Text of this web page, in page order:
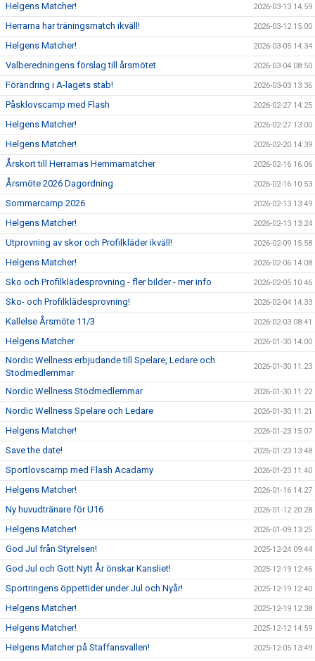
Helgens Matcher! 2026-03-13 14:59
Herrarna har träningsmatch ikväll! 2026-03-12 15:00
Helgens Matcher! 2026-03-05 14:34
Valberedningens förslag till årsmötet 2026-03-04 08:50
Förändring i A-lagets stab! 2026-03-03 13:36
Påsklovscamp med Flash 2026-02-27 14:25
Helgens Matcher! 2026-02-27 13:00
Helgens Matcher! 2026-02-20 14:39
Årskort till Herrarnas Hemmamatcher 2026-02-16 16:06
Årsmöte 2026 Dagordning 2026-02-16 10:53
Sommarcamp 2026 2026-02-13 13:49
Helgens Matcher! 2026-02-13 13:24
Utprovning av skor och Profilkläder ikväll! 2026-02-09 15:58
Helgens Matcher! 2026-02-06 14:08
Sko och Profilklädesprovning - fler bilder - mer info 2026-02-05 10:46
Sko- och Profilklädesprovning! 2026-02-04 14:33
Kallelse Årsmöte 11/3 2026-02-03 08:41
Helgens Matcher 2026-01-30 14:00
Nordic Wellness erbjudande till Spelare, Ledare och
Stödmedlemmar
2026-01-30 11:23
Nordic Wellness Stödmedlemmar 2026-01-30 11:22
Nordic Wellness Spelare och Ledare 2026-01-30 11:21
Helgens Matcher! 2026-01-23 15:07
Save the date! 2026-01-23 13:48
Sportlovscamp med Flash Acadamy 2026-01-23 11:40
Helgens Matcher! 2026-01-16 14:27
Ny huvudtränare för U16 2026-01-12 20:28
Helgens Matcher! 2026-01-09 13:25
God Jul från Styrelsen! 2025-12-24 09:44
God Jul och Gott Nytt År önskar Kansliet! 2025-12-19 12:46
Sportringens öppettider under Jul och Nyår! 2025-12-19 12:40
Helgens Matcher! 2025-12-19 12:38
Helgens Matcher! 2025-12-12 14:59
Helgens Matcher på Staffansvallen! 2025-12-05 13:49